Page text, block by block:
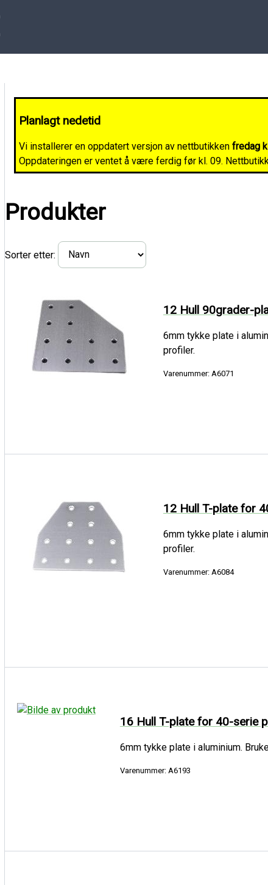
Planlagt nedetid
Vi installerer en oppdatert versjon av nettbutikken fredag
Oppdateringen er ventet å være ferdig før kl. 09.
Produkter
Sorter etter:
12 Hull 90grader-
6mm tykke plate i
profiler.
Varenummer: A6071
12 Hull T-plate for
6mm tykke plate i
profiler.
Varenummer: A6084
16 Hull T-plate for 40-serie
6mm tykke plate i aluminium.
Varenummer: A6193